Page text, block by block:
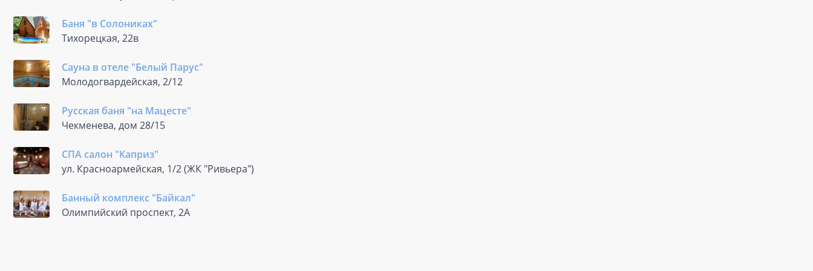
Баня "в Солониках"
Тихорецкая, 22в
Сауна в отеле "Белый Парус"
Молодогвардейская, 2/12
Русская баня "на Мацесте"
Чекменева, дом 28/15
СПА салон "Каприз"
ул. Красноармейская, 1/2 (ЖК "Ривьера")
Банный комплекс "Байкал"
Олимпийский проспект, 2А